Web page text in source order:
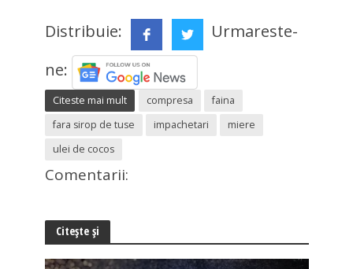
Distribuie:
Urmareste-
ne:
Citeste mai mult compresa
faina
fara sirop de tuse
impachetari
miere
ulei de cocos
Comentarii:
Citește și